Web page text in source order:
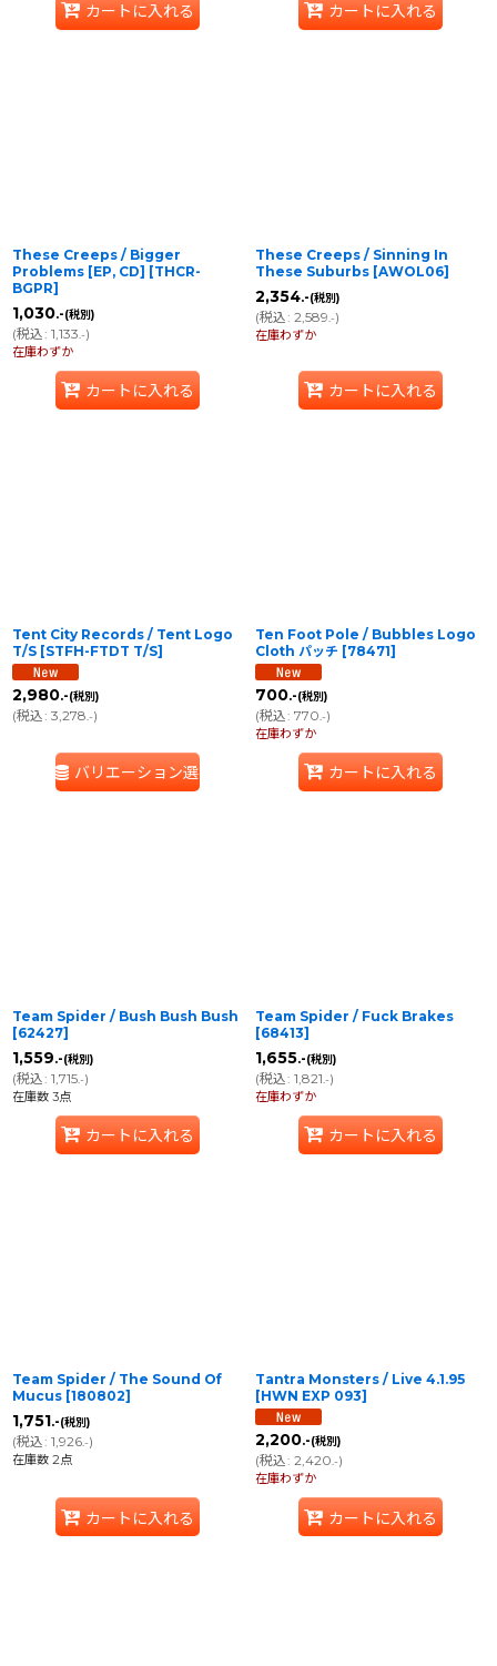
カートに入れる カートに入れる
These Creeps / Bigger
Problems [EP, CD] [THCR-
BGPR]
1,030.-(税別)
(税込: 1,133 .-)
在庫わずか
カートに入れる
These Creeps / Sinning In
These Suburbs [AWOL06]
2,354.-(税別)
(税込: 2,589 .-)
在庫わずか
カートに入れる
Tent City Records / Tent Logo
T/S [STFH-FTDT T/S]
2,980.-(税別)
(税込: 3,278.-)
バリエーション選択
Ten Foot Pole / Bubbles Logo
Cloth パッチ [78471]
700.-(税別)
(税込: 770.-)
在庫わずか
カートに入れる
Team Spider / Bush Bush Bush
[62427]
1,559.-(税別)
(税込: 1,715.-)
在庫数 3点
カートに入れる
Team Spider / Fuck Brakes
[68413]
1,655.-(税別)
(税込: 1,821.-)
在庫わずか
カートに入れる
Team Spider / The Sound Of
Mucus [180802]
1,751.-(税別)
(税込: 1,926.-)
在庫数 2点
カートに入れる
Tantra Monsters / Live 4.1.95
[HWN EXP 093]
2,200.-(税別)
(税込: 2,420.-)
在庫わずか
カートに入れる